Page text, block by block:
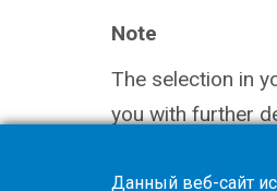
Note
The selection in
you with further
Данный веб-сайт